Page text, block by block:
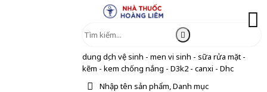
dung dịch vệ sinh - men vi sinh - sữa rửa mặt -
kẽm - kem chống nắng - D3k2 - canxi - Dhc
Nhập tên sản phẩm, Danh mục